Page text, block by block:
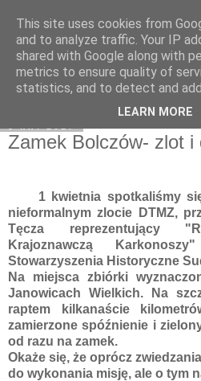
Moje miejsce
Zamek Bolczów- zlot i
1 kwietnia spotkaliśmy
nieformalnym zlocie DTMZ,
Tęcza reprezentujący
Krajoznawczą
Stowarzyszenia Historyczne
Na miejsca zbiórki
Janowicach Wielkich. Na
raptem kilkanaście
zamierzone spóźnienie i
od razu na zamek.
Okaże się, że oprócz
do wykonania misję, ale o tym
This site uses cookies from
and to analyze traffic. Your IP
shared with Google along with
metrics to ensure quality of
statistics, and to detect and
LEARN MORE